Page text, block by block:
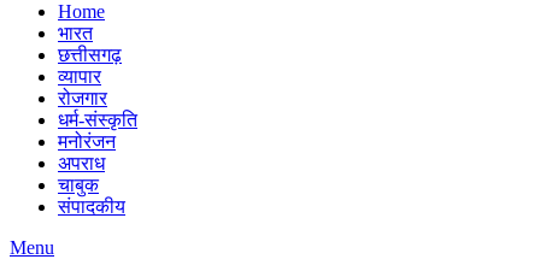
Home
भारत
छत्तीसगढ़
व्यापार
रोजगार
धर्म-संस्कृति
मनोरंजन
अपराध
चाबुक
संपादकीय
Menu